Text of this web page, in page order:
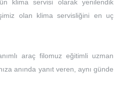
klima servisi olarak yenilendik
olan klima servisliğini en uç
araç filomuz eğitimli uzman
anında yanıt veren, aynı günde